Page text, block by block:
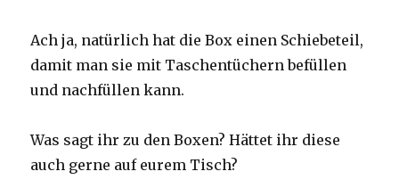
Ach ja, natürlich hat die Box einen Schiebeteil,
damit man sie mit Taschentüchern befüllen
und nachfüllen kann.
Was sagt ihr zu den Boxen? Hättet ihr diese
auch gerne auf eurem Tisch?